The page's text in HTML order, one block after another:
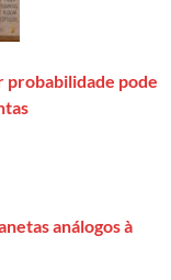
probabilidade pode
análogos à